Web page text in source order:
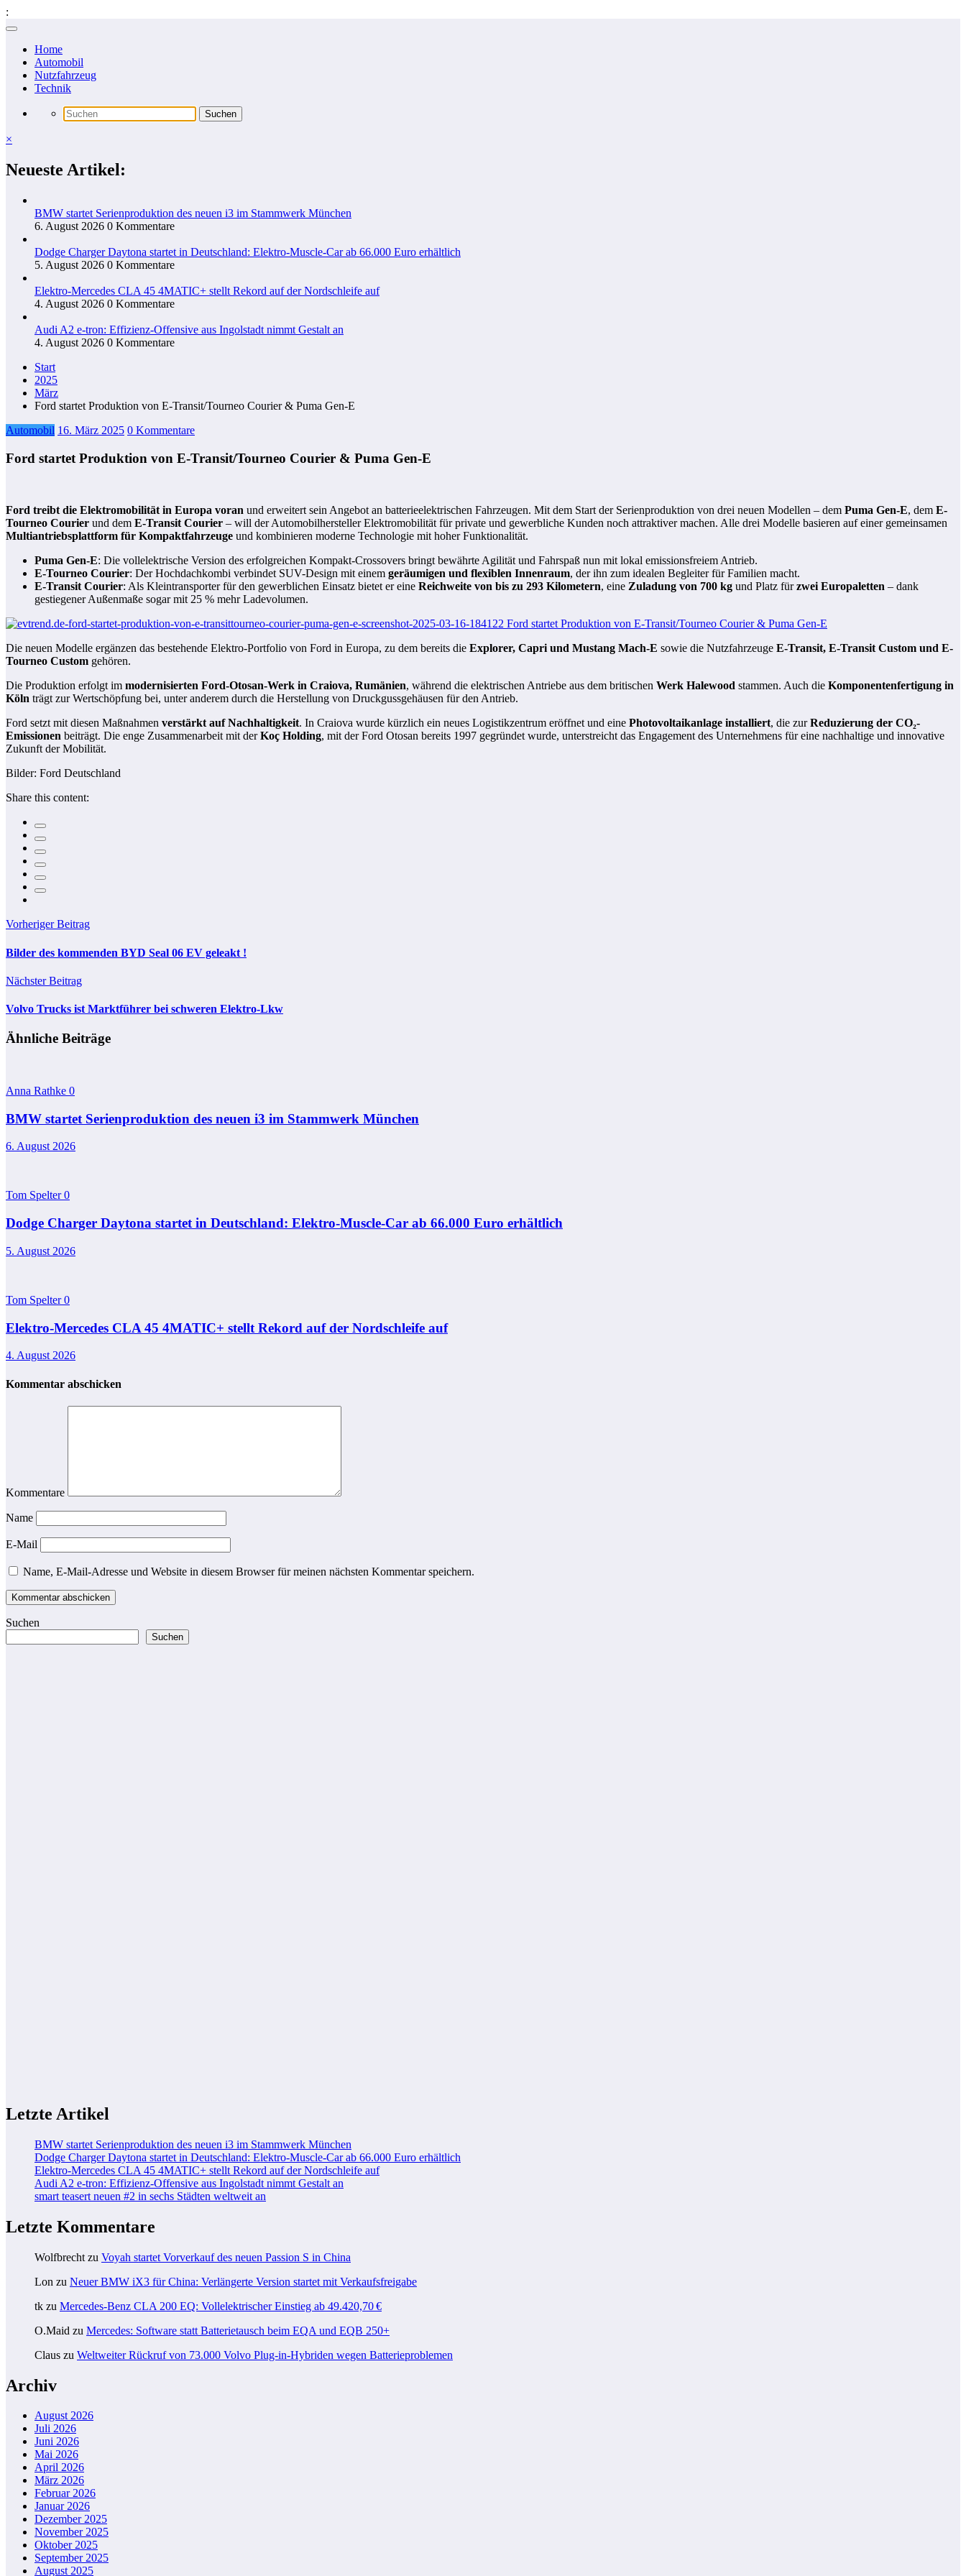
:
Zum
springenHome
Automobil
Nutzfahrzeug
Technik
×
Neueste Artikel:
BMW startet Serienproduktion des neuen i3 im Stammwerk München
6. August 2026 0 Kommentare
Dodge Charger Daytona startet in Deutschland: Elektro-Muscle-Car ab 66.000 Euro erhältlich
5. August 2026 0 Kommentare
Elektro-Mercedes CLA 45 4MATIC+ stellt Rekord auf der Nordschleife auf
4. August 2026 0 Kommentare
Audi A2 e-tron: Effizienz-Offensive aus Ingolstadt nimmt Gestalt an
4. August 2026 0 Kommentare
Start
2025
März
Ford startet Produktion von E-Transit/Tourneo Courier & Puma Gen-E
Automobil 16. März 2025 0 Kommentare
Ford startet Produktion von E-Transit/Tourneo Courier & Puma Gen-E
Ford treibt die Elektromobilität in Europa voran und erweitert sein Angebot an batterieelektrischen Fahrzeugen. Mit dem Start der Serienproduktion von drei neuen Modellen – dem Puma Gen-E, dem E-
Tourneo Courier und dem E-Transit Courier – will der Automobilhersteller Elektromobilität für private und gewerbliche Kunden noch attraktiver machen. Alle drei Modelle basieren auf einer gemeinsamen
Multiantriebsplattform für Kompaktfahrzeuge und kombinieren moderne Technologie mit hoher Funktionalität.
Puma Gen-E: Die vollelektrische Version des erfolgreichen Kompakt-Crossovers bringt bewährte Agilität und Fahrspaß nun mit lokal emissionsfreiem Antrieb.
E-Tourneo Courier: Der Hochdachkombi verbindet SUV-Design mit einem geräumigen und flexiblen Innenraum, der ihn zum idealen Begleiter für Familien macht.
E-Transit Courier: Als Kleintransporter für den gewerblichen Einsatz bietet er eine Reichweite von bis zu 293 Kilometern, eine Zuladung von 700 kg und Platz fürzwei Europaletten – dank
gestiegener Außenmaße sogar mit 25 % mehr Ladevolumen.
Die neuen Modelle ergänzen das bestehende Elektro-Portfolio von Ford in Europa, zu dem bereits die Explorer, Capri und Mustang Mach-E sowie die Nutzfahrzeuge E-Transit, E-Transit Custom und E-
Tourneo Custom gehören.
Die Produktion erfolgt im modernisierten Ford-Otosan-Werk in Craiova, Rumänien, während die elektrischen Antriebe aus dem britischen Werk Halewood stammen. Auch die Komponentenfertigung in
Köln trägt zur Wertschöpfung bei, unter anderem durch die Herstellung von Druckgussgehäusen für den Antrieb.
Ford setzt mit diesen Maßnahmen verstärkt auf Nachhaltigkeit. In Craiova wurde kürzlich ein neues Logistikzentrum eröffnet und eine Photovoltaikanlage installiert, die zurReduzierung der CO₂-
Emissionen beiträgt. Die enge Zusammenarbeit mit derKoç Holding, mit der Ford Otosan bereits 1997 gegründet wurde, unterstreicht das Engagement des Unternehmens für eine nachhaltige und innovative
Zukunft der Mobilität.
Bilder: Ford Deutschland
Share this content:
Vorheriger Beitrag
Bilder des kommenden BYD Seal 06 EV geleakt !
Nächster Beitrag
Volvo Trucks ist Marktführer bei schweren Elektro-Lkw
Ähnliche Beiträge
Anna Rathke 0
BMW startet Serienproduktion des neuen i3 im Stammwerk München
6. August 2026
Tom Spelter0
Dodge Charger Daytona startet in Deutschland: Elektro-Muscle-Car ab 66.000 Euro erhältlich
5. August 2026
Tom Spelter0
Elektro-Mercedes CLA 45 4MATIC+ stellt Rekord auf der Nordschleife auf
4. August 2026
Kommentar abschicken
Kommentare
Name
E-Mail
Name, E-Mail-Adresse und Website in diesem Browser für meinen nächsten Kommentar speichern.
Suchen
Suchen
Letzte Artikel
BMW startet Serienproduktion des neuen i3 im Stammwerk München
Dodge Charger Daytona startet in Deutschland: Elektro-Muscle-Car ab 66.000 Euro erhältlich
Elektro-Mercedes CLA 45 4MATIC+ stellt Rekord auf der Nordschleife auf
Audi A2 e-tron: Effizienz-Offensive aus Ingolstadt nimmt Gestalt an
smart teasert neuen #2 in sechs Städten weltweit an
Letzte Kommentare
Wolfbrecht zu Voyah startet Vorverkauf des neuen Passion S in China
Lon zu Neuer BMW iX3 für China: Verlängerte Version startet mit Verkaufsfreigabe
tk zu Mercedes-Benz CLA 200 EQ: Vollelektrischer Einstieg ab 49.420,70 €
O.Maid zu Mercedes: Software statt Batterietausch beim EQA und EQB 250+
Claus zu Weltweiter Rückruf von 73.000 Volvo Plug-in-Hybriden wegen Batterieproblemen
Archiv
August 2026
Juli 2026
Juni 2026
Mai 2026
April 2026
März 2026
Februar 2026
Januar 2026
Dezember 2025
November 2025
Oktober 2025
September 2025
August 2025